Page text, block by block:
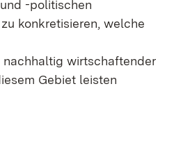
-politischen
konkretisieren, welche
nachhaltig wirtschaftender
Gebiet leisten